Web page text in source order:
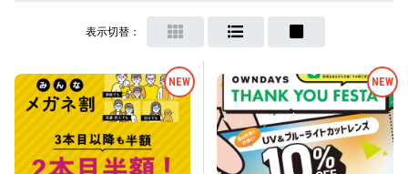
表示切替：
NEW NEW